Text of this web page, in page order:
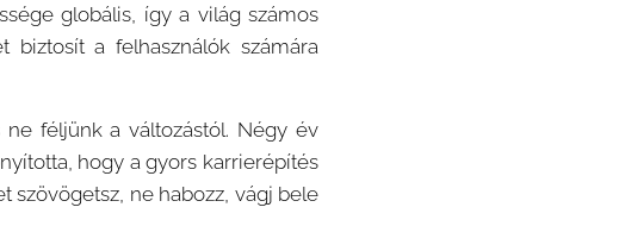
globális, így a világ számos
biztosít a felhasználók számára
féljünk a változástól. Négy év
hogy a gyors karrierépítés
szövögetsz, ne habozz, vágj bele